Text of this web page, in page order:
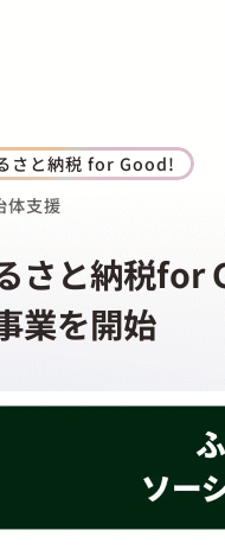
さと納税 for Good!
体支援
さと納税for
業を開始